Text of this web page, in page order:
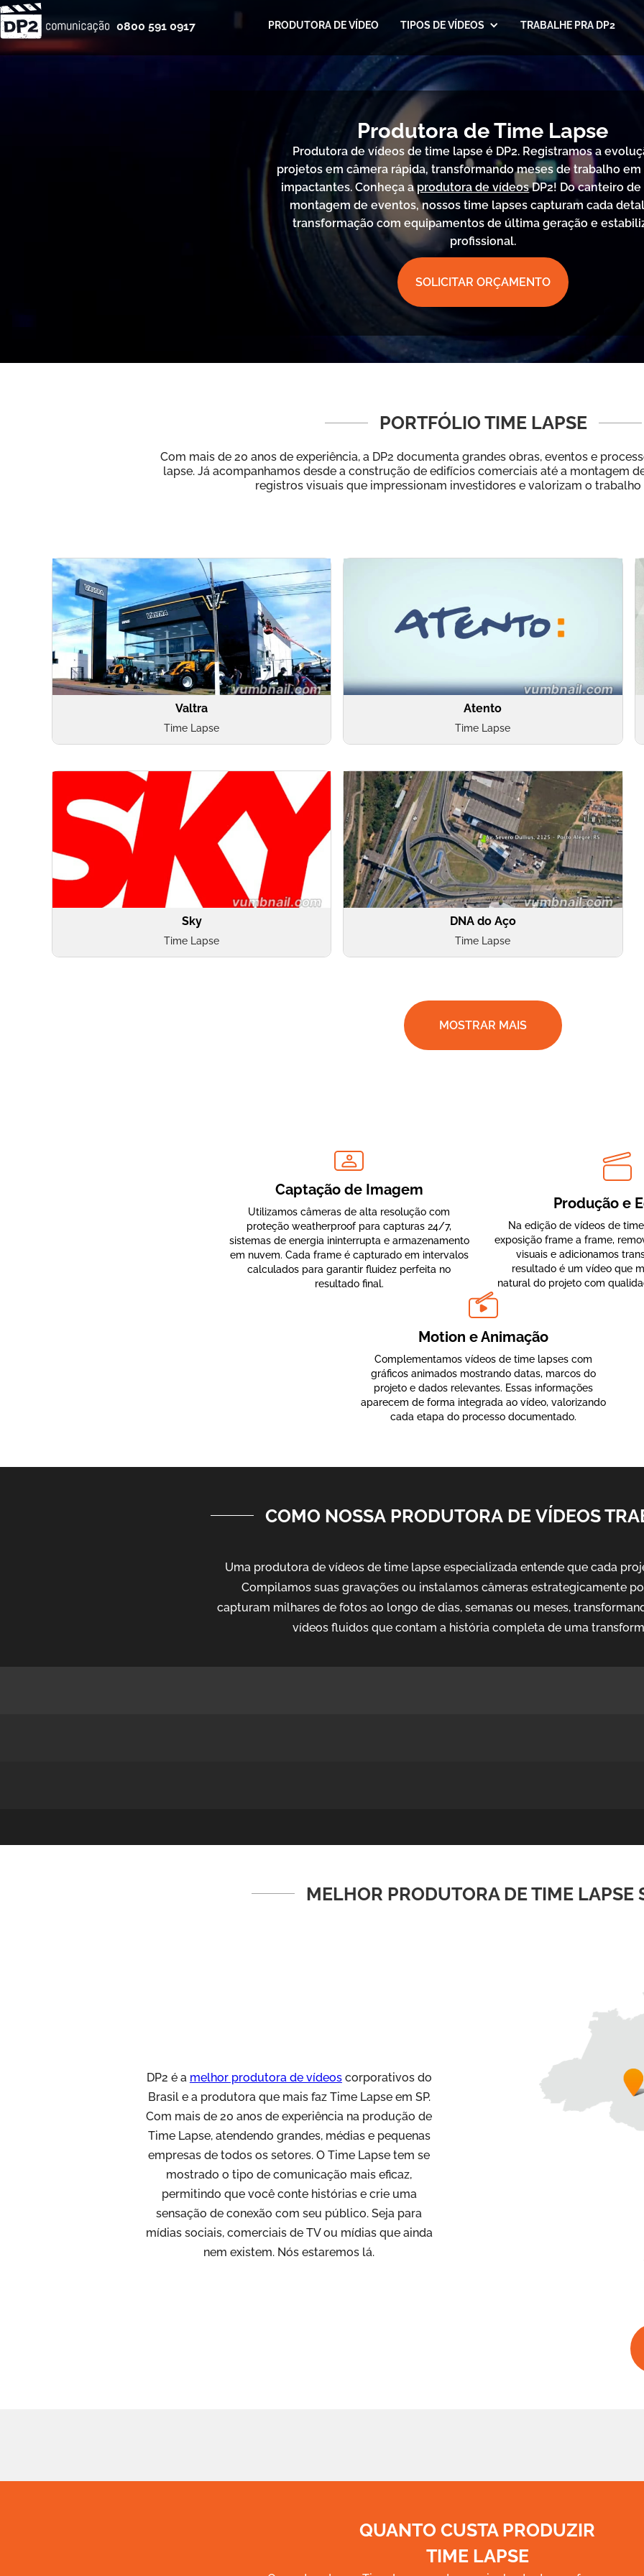
0800 591 0917 PRODUTORA DE VÍDEO TIPOS DE VÍDEOS TRABALHE PRA DP2
Produtora de Time Lapse
Produtora de vídeos de time lapse é DP2. Registramos a
projetos em câmera rápida, transformando meses de trabalho
impactantes. Conheça aprodutora de vídeosDP2! Do canteiro de
montagem de eventos, nossos time lapses capturam cada
transformação com equipamentos de última geração e
profissional.
SOLICITAR ORÇAMENTO
PORTFÓLIO TIME LAPSE
Com mais de 20 anos de experiência, a DP2 documenta grandes obras, eventos e
lapse. Já acompanhamos desde a construção de edifícios comerciais até a montagem
registros visuais que impressionam investidores e valorizam o trabalho
Valtra
Time Lapse
Atento
Time Lapse
Sky
Time Lapse
DNA do Aço
Time Lapse
MOSTRAR MAIS
Captação de Imagem
Utilizamos câmeras de alta resolução com
proteção weatherproof para capturas 24/7,
sistemas de energia ininterrupta e armazenamento
em nuvem. Cada frame é capturado em intervalos
calculados para garantir fluidez perfeita no
resultado final.
Produção e
Na edição de vídeos de
exposição frame a frame,
visuais e adicionamos
resultado é um vídeo que
natural do projeto com
Motion e Animação
Complementamos vídeos de time lapses com
gráficos animados mostrando datas, marcos do
projeto e dados relevantes. Essas informações
aparecem de forma integrada ao vídeo, valorizando
cada etapa do processo documentado.
COMO NOSSA PRODUTORA DE VÍDEOS
Uma produtora de vídeos de time lapse especializada entende que cada
Compilamos suas gravações ou instalamos câmeras estrategicamente
capturam milhares de fotos ao longo de dias, semanas ou meses,
vídeos fluidos que contam a história completa de uma
MELHOR PRODUTORA DE TIME LAPSE
DP2 é a melhor produtora de vídeoscorporativos do
Brasil e a produtora que mais faz Time Lapse em SP.
Com mais de 20 anos de experiência na produção de
Time Lapse, atendendo grandes, médias e pequenas
empresas de todos os setores. O Time Lapse tem se
mostrado o tipo de comunicação mais eficaz,
permitindo que você conte histórias e crie uma
sensação de conexão com seu público. Seja para
mídias sociais, comerciais de TV ou mídias que ainda
nem existem. Nós estaremos lá.
QUANTO CUSTA PRODUZIR
TIME LAPSE